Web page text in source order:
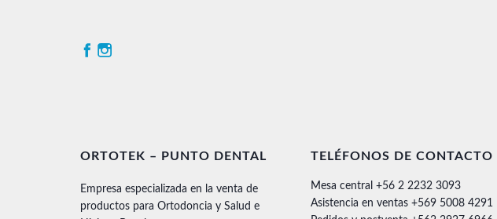
ORTOTEK – PUNTO DENTAL
Empresa especializada en la venta de
productos para Ortodoncia y Salud e
TELÉFONOS DE CONTACTO
Mesa central +56 2 2232 3093
Asistencia en ventas +569 5008 4291